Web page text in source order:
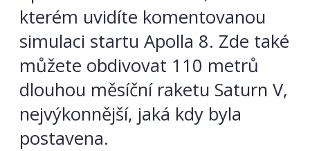
kterém uvidíte komentovanou
simulaci startu Apolla 8. Zde také
můžete obdivovat 110 metrů
dlouhou měsíční raketu Saturn V,
nejvýkonnější, jaká kdy byla
postavena.